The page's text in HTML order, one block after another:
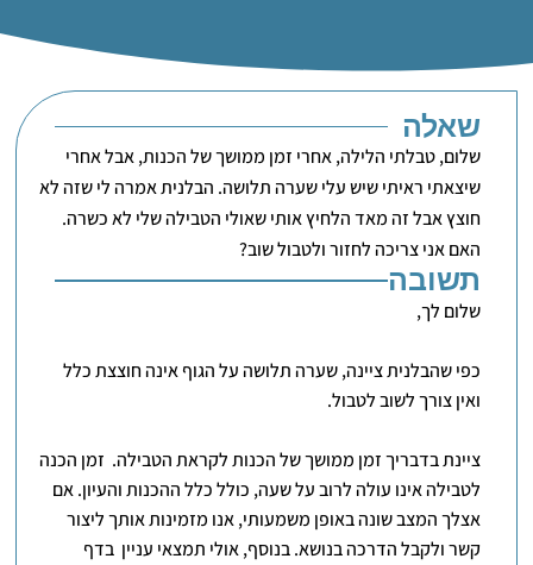
שאלה
שלום, טבלתי הלילה, אחרי זמן ממושך של הכנות, אבל אחרי
שיצאתי ראיתי שיש עלי שערה תלושה. הבלנית אמרה לי שזה לא
חוצץ אבל זה מאד הלחיץ אותי שאולי הטבילה שלי לא כשרה.
האם אני צריכה לחזור ולטבול שוב?
תשובה
שלום לך,
כפי שהבלנית ציינה, שערה תלושה על הגוף אינה חוצצת כלל
ואין צורך לשוב לטבול.
ציינת בדבריך זמן ממושך של הכנות לקראת הטבילה. זמן הכנה
לטבילה אינו עולה לרוב על שעה, כולל כלל ההכנות והעיון. אם
אצלך המצב שונה באופן משמעותי, אנו מזמינות אותך ליצור
קשר ולקבל הדרכה בנושא. בנוסף, אולי תמצאי עניין בדף